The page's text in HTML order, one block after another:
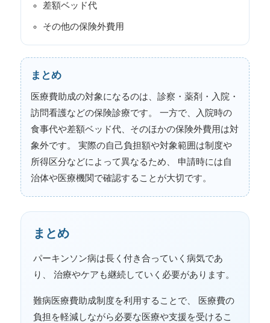
差額ベッド代
その他の保険外費用
まとめ
医療費助成の対象になるのは、診察・薬剤・入院・
訪問看護などの保険診療です。 一方で、入院時の
食事代や差額ベッド代、そのほかの保険外費用は対
象外です。 実際の自己負担額や対象範囲は制度や
所得区分などによって異なるため、 申請時には自
治体や医療機関で確認することが大切です。
まとめ
パーキンソン病は長く付き合っていく病気であ
り、 治療やケアも継続していく必要があります。
難病医療費助成制度を利用することで、 医療費の
負担を軽減しながら必要な医療や支援を受けるこ